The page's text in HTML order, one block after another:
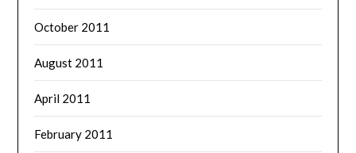
October 2011
August 2011
April 2011
February 2011